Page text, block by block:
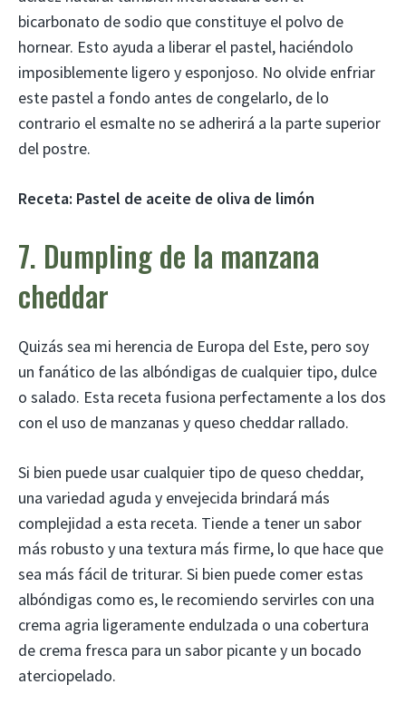
bicarbonato de sodio que constituye el polvo de
hornear. Esto ayuda a liberar el pastel, haciéndolo
imposiblemente ligero y esponjoso. No olvide enfriar
este pastel a fondo antes de congelarlo, de lo
contrario el esmalte no se adherirá a la parte superior
del postre.
Receta: Pastel de aceite de oliva de limón
7. Dumpling de la manzana
cheddar
Quizás sea mi herencia de Europa del Este, pero soy
un fanático de las albóndigas de cualquier tipo, dulce
o salado. Esta receta fusiona perfectamente a los dos
con el uso de manzanas y queso cheddar rallado.
Si bien puede usar cualquier tipo de queso cheddar,
una variedad aguda y envejecida brindará más
complejidad a esta receta. Tiende a tener un sabor
más robusto y una textura más firme, lo que hace que
sea más fácil de triturar. Si bien puede comer estas
albóndigas como es, le recomiendo servirles con una
crema agria ligeramente endulzada o una cobertura
de crema fresca para un sabor picante y un bocado
aterciopelado.